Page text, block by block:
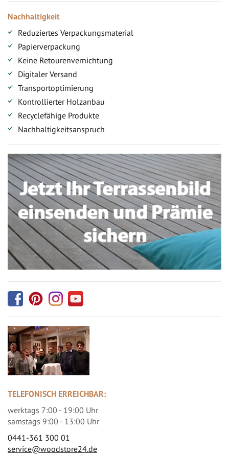
Nachhaltigkeit
Reduziertes Verpackungsmaterial
Papierverpackung
Keine Retourenvernichtung
Digitaler Versand
Transportoptimierung
Kontrollierter Holzanbau
Recyclefähige Produkte
Nachhaltigkeitsanspruch
TELEFONISCH ERREICHBAR:
werktags 7:00 - 19:00 Uhr
samstags 9:00 - 13:00 Uhr
0441-361 300 01
service@woodstore24.de